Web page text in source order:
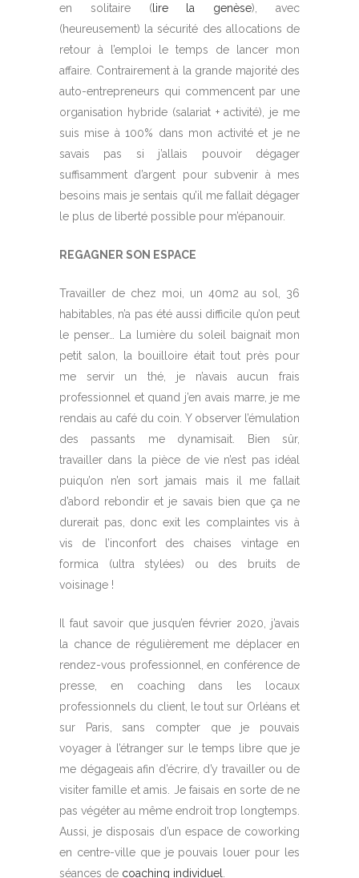
en solitaire (lire la genèse), avec
(heureusement) la sécurité des allocations de
retour à l’emploi le temps de lancer mon
affaire. Contrairement à la grande majorité des
auto-entrepreneurs qui commencent par une
organisation hybride (salariat + activité), je me
suis mise à 100% dans mon activité et je ne
savais pas si j’allais pouvoir dégager
suffisamment d’argent pour subvenir à mes
besoins mais je sentais qu’il me fallait dégager
le plus de liberté possible pour m’épanouir.
REGAGNER SON ESPACE
Travailler de chez moi, un 40m2 au sol, 36
habitables, n’a pas été aussi difficile qu’on peut
le penser… La lumière du soleil baignait mon
petit salon, la bouilloire était tout près pour
me servir un thé, je n’avais aucun frais
professionnel et quand j’en avais marre, je me
rendais au café du coin. Y observer l’émulation
des passants me dynamisait. Bien sûr,
travailler dans la pièce de vie n’est pas idéal
puiqu’on n’en sort jamais mais il me fallait
d’abord rebondir et je savais bien que ça ne
durerait pas, donc exit les complaintes vis à
vis de l’inconfort des chaises vintage en
formica (ultra stylées) ou des bruits de
voisinage !
Il faut savoir que jusqu’en février 2020, j’avais
la chance de régulièrement me déplacer en
rendez-vous professionnel, en conférence de
presse, en coaching dans les locaux
professionnels du client, le tout sur Orléans et
sur Paris, sans compter que je pouvais
voyager à l’étranger sur le temps libre que je
me dégageais afin d’écrire, d’y travailler ou de
visiter famille et amis. Je faisais en sorte de ne
pas végéter au même endroit trop longtemps.
Aussi, je disposais d’un espace de coworking
en centre-ville que je pouvais louer pour les
séances de coaching individuel